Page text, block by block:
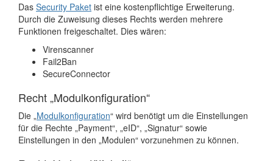
Das Security Paket ist eine kostenpflichtige Erweiterung.
Durch die Zuweisung dieses Rechts werden mehrere
Funktionen freigeschaltet. Dies wären:
Virenscanner
Fail2Ban
SecureConnector
Recht „Modulkonfiguration“
Die „Modulkonfiguration“ wird benötigt um die Einstellungen
für die Rechte „Payment“, „eID“, „Signatur“ sowie
Einstellungen in den „Modulen“ vorzunehmen zu können.